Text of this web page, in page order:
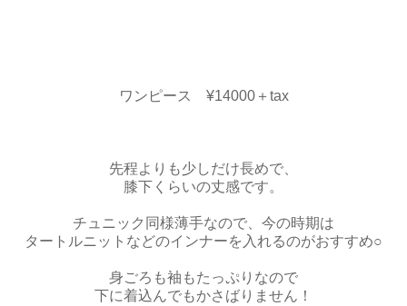
ワンピース ¥14000＋tax
先程よりも少しだけ長めで、
膝下くらいの丈感です。
チュニック同様薄手なので、今の時期は
タートルニットなどのインナーを入れるのがおすすめ○
身ごろも袖もたっぷりなので
下に着込んでもかさばりません！